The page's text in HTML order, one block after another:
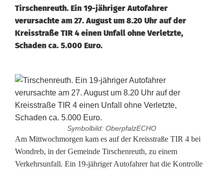
Tirschenreuth. Ein 19-jähriger Autofahrer
verursachte am 27. August um 8.20 Uhr auf der
Kreisstraße TIR 4 einen Unfall ohne Verletzte,
Schaden ca. 5.000 Euro.
Symbolbild: OberpfalzECHO
U
n
Am Mittwochmorgen kam es auf der Kreisstraße TIR 4 bei
Wondreb, in der Gemeinde Tirschenreuth, zu einem
Verkehrsunfall. Ein 19-jähriger Autofahrer hat die Kontrolle